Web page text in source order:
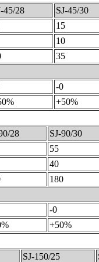
45/28 SJ-45/30
15
10
35
-0
+50%
28 SJ-90/30
55
40
180
-0
+50%
SJ-150/25